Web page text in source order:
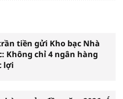
tiền gửi Kho bạc Nhà
Không chỉ 4 ngân hàng
lợi